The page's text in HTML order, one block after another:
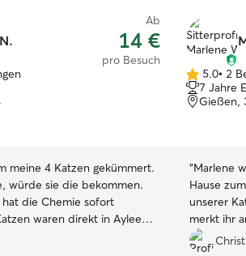
Ab
14 €
pro Besuch
meine 4 Katzen gekümmert.
würde sie die bekommen.
die Chemie sofort
waren direkt in Ayleen
Der Kontakt war
Ich wurde mit vielen
5.0
von
5
5.0• 2
7 Jahre
Gießen,
“Marlene
Hause
unserer
merkt ihr
dass
uns auch